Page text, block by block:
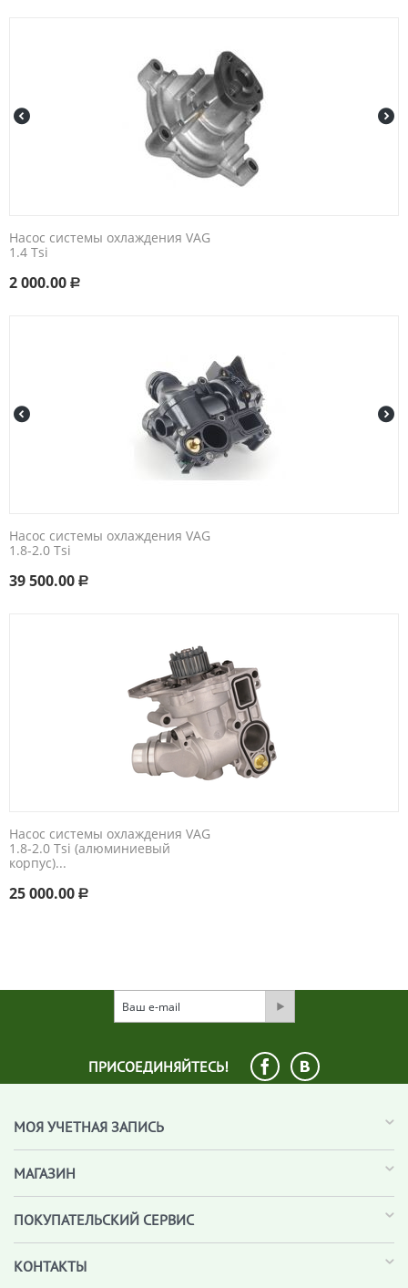
Насос системы охлаждения VAG
1.4 Tsi
2 000.00 Р
Насос системы охлаждения VAG
1.8-2.0 Tsi
39 500.00 Р
Насос системы охлаждения VAG
1.8-2.0 Tsi (алюминиевый
корпус)...
25 000.00 Р
ПРИСОЕДИНЯЙТЕСЬ!
МОЯ УЧЕТНАЯ ЗАПИСЬ
МАГАЗИН
ПОКУПАТЕЛЬСКИЙ СЕРВИС
КОНТАКТЫ